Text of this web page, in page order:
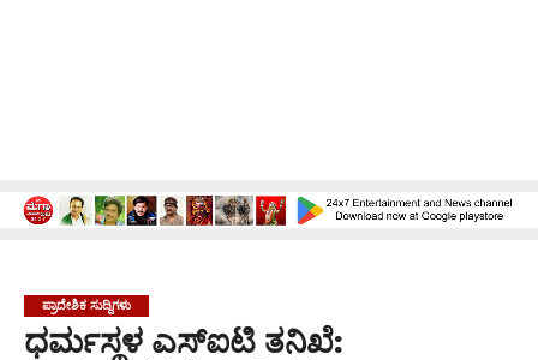
ಪ್ರಾದೇಶಿಕ ಸುದ್ದಿಗಳು
ಧರ್ಮಸ್ಥಳ ಎಸ್‌ಐಟಿ ತನಿಖೆ: